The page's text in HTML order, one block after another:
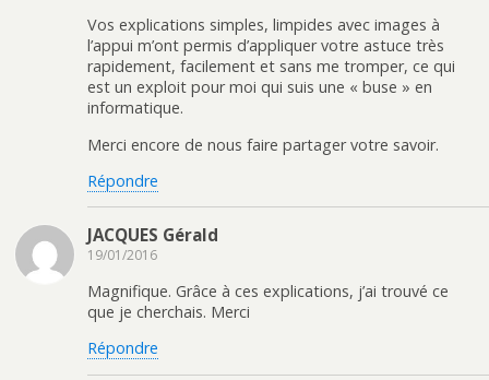
Vos explications simples, limpides avec images à
l’appui m’ont permis d’appliquer votre astuce très
rapidement, facilement et sans me tromper, ce qui
est un exploit pour moi qui suis une « buse » en
informatique.
Merci encore de nous faire partager votre savoir.
Répondre
JACQUES Gérald
19/01/2016
Magnifique. Grâce à ces explications, j’ai trouvé ce
que je cherchais. Merci
Répondre